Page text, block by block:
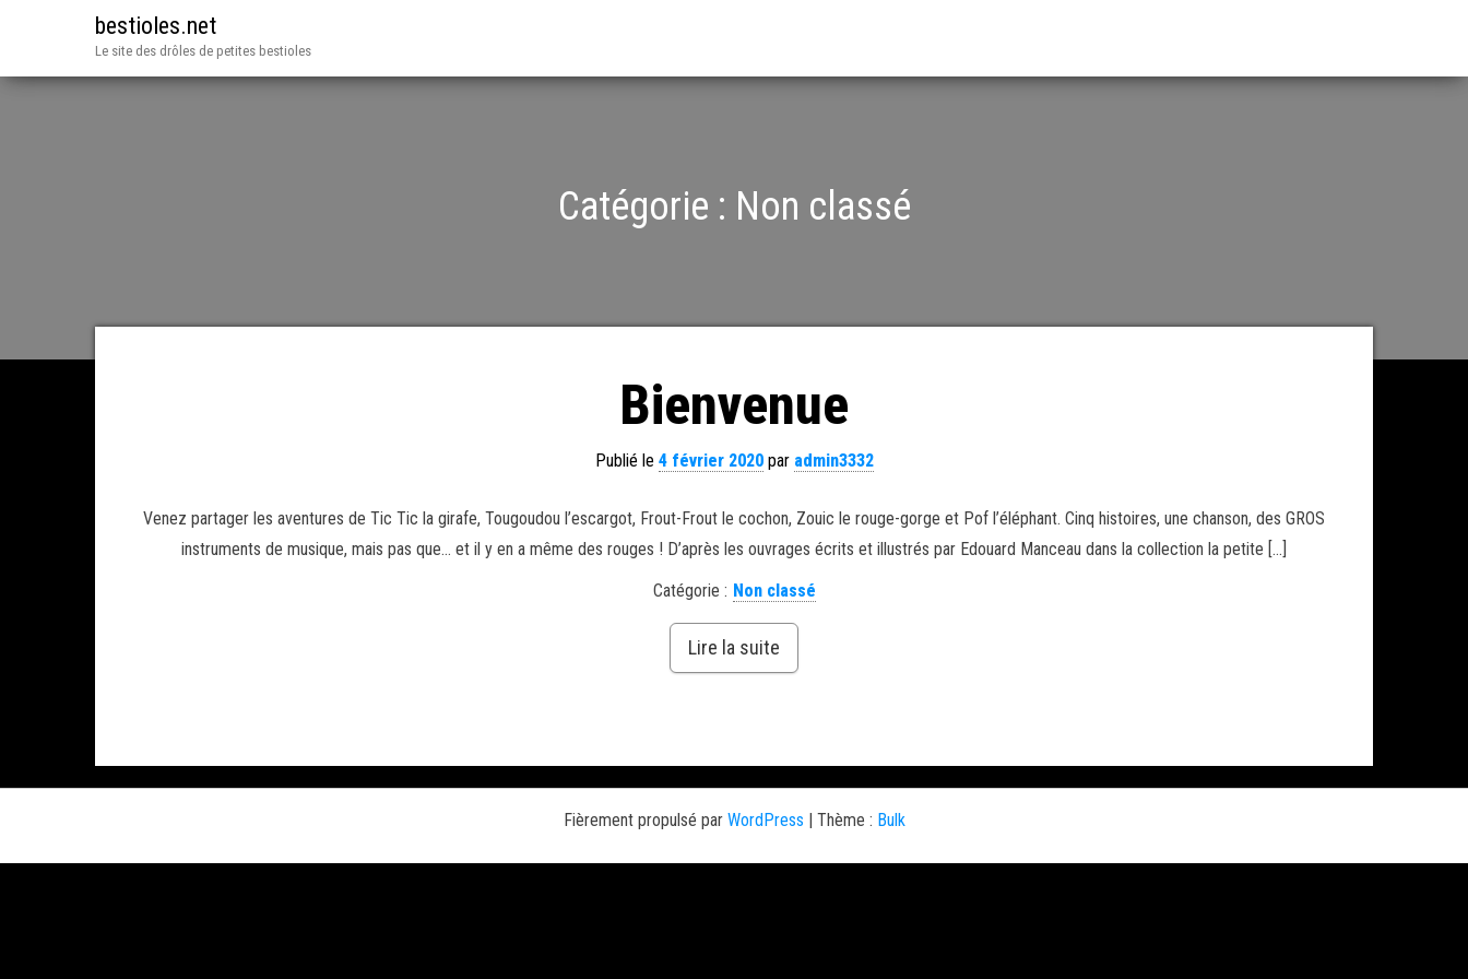
bestioles.net
Le site des drôles de petites bestioles
Catégorie : Non classé
Bienvenue
Publié le 4 février 2020par admin3332
Venez partager les aventures de Tic Tic la girafe, Tougoudou l’escargot, Frout-Frout le cochon, Zouic le rouge-gorge et Pof l’éléphant. Cinq histoires, une chanson, des GROS
instruments de musique, mais pas que… et il y en a même des rouges ! D’après les ouvrages écrits et illustrés par Edouard Manceau dans la collection la petite […]
Catégorie : Non classé
Lire la suite
Fièrement propulsé par WordPress | Thème : Bulk